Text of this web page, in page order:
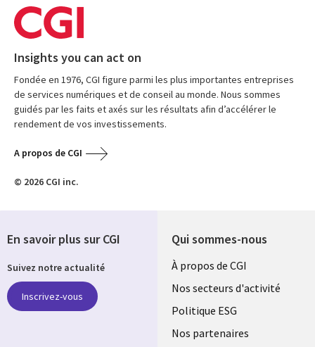
Insights you can act on
Fondée en 1976, CGI figure parmi les plus importantes entreprises
de services numériques et de conseil au monde. Nous sommes
guidés par les faits et axés sur les résultats afin d’accélérer le
rendement de vos investissements.
A propos de CGI
© 2026 CGI inc.
Qui sommes-nous
Useful
links
FRANCE
À propos de CGI
Nos secteurs d'activité
Politique ESG
Nos partenaires
En savoir plus sur CGI
Suivez notre actualité
Inscrivez-vous